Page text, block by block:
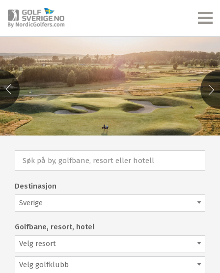
Destinasjon
Sverige
Golfbane, resort, hotel
Velg resort
Velg golfklubb